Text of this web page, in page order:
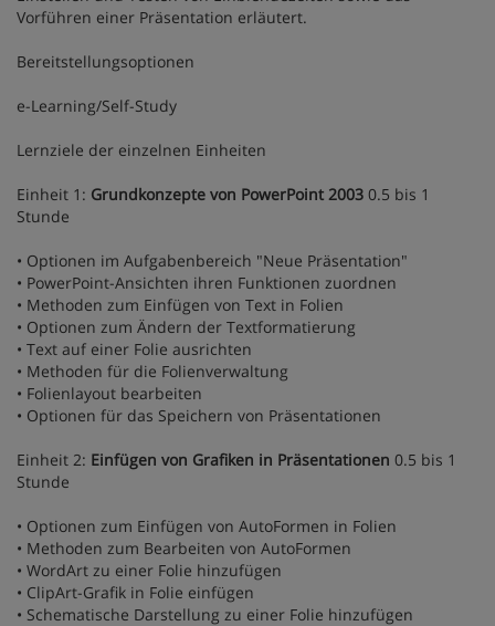
Vorführen einer Präsentation erläutert.
Bereitstellungsoptionen
e-Learning/Self-Study
Lernziele der einzelnen Einheiten
Einheit 1: Grundkonzepte von PowerPoint 2003 0.5 bis 1
Stunde
• Optionen im Aufgabenbereich "Neue Präsentation"
• PowerPoint-Ansichten ihren Funktionen zuordnen
• Methoden zum Einfügen von Text in Folien
• Optionen zum Ändern der Textformatierung
• Text auf einer Folie ausrichten
• Methoden für die Folienverwaltung
• Folienlayout bearbeiten
• Optionen für das Speichern von Präsentationen
Einheit 2: Einfügen von Grafiken in Präsentationen 0.5 bis 1
Stunde
• Optionen zum Einfügen von AutoFormen in Folien
• Methoden zum Bearbeiten von AutoFormen
• WordArt zu einer Folie hinzufügen
• ClipArt-Grafik in Folie einfügen
• Schematische Darstellung zu einer Folie hinzufügen